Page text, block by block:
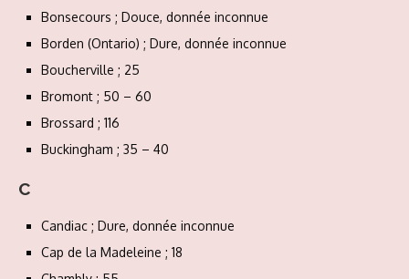
Bonsecours ; Douce, donnée inconnue
Borden (Ontario) ; Dure, donnée inconnue
Boucherville ; 25
Bromont ; 50 – 60
Brossard ; 116
Buckingham ; 35 – 40
C
Candiac ; Dure, donnée inconnue
Cap de la Madeleine ; 18